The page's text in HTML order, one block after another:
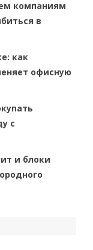
компаниям
в
как
офисную
с
и блоки